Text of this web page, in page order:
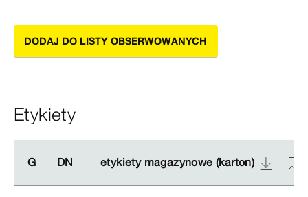
DODAJ DO LISTY OBSERWOWANYCH
Etykiety
G DN etykiety magazynowe (karton)
G DN etykiety magazynowe (karton)